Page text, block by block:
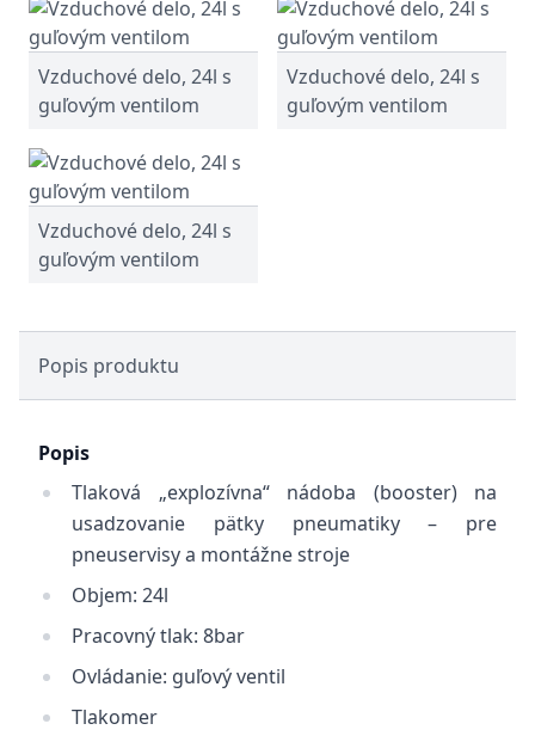
Vzduchové delo, 24l s
guľovým ventilom
Vzduchové delo, 24l s
guľovým ventilom
Vzduchové delo, 24l s
guľovým ventilom
Popis produktu
Popis
Tlaková „explozívna“ nádoba (booster) na
usadzovanie pätky pneumatiky – pre
pneuservisy a montážne stroje
Objem: 24l
Pracovný tlak: 8bar
Ovládanie: guľový ventil
Tlakomer